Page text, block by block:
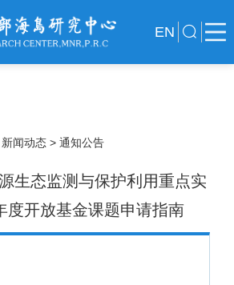
EN
闻动态 > 通知公告
生态监测与保护利用重点实
度开放基金课题申请指南